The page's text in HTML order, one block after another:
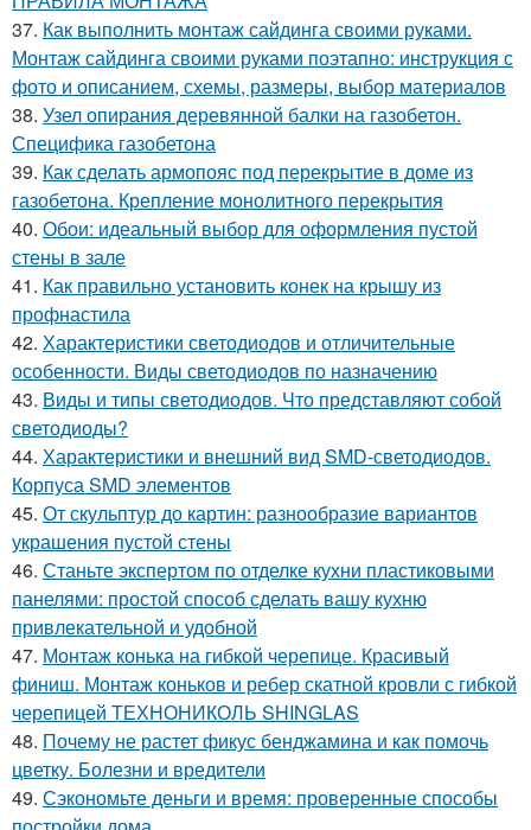
37. Как выполнить монтаж сайдинга своими руками.
Монтаж сайдинга своими руками поэтапно: инструкция с
фото и описанием, схемы, размеры, выбор материалов
38. Узел опирания деревянной балки на газобетон.
Специфика газобетона
39. Как сделать армопояс под перекрытие в доме из
газобетона. Крепление монолитного перекрытия
40. Обои: идеальный выбор для оформления пустой
стены в зале
41. Как правильно установить конек на крышу из
профнастила
42. Характеристики светодиодов и отличительные
особенности. Виды светодиодов по назначению
43. Виды и типы светодиодов. Что представляют собой
светодиоды?
44. Характеристики и внешний вид SMD-светодиодов.
Корпуса SMD элементов
45. От скульптур до картин: разнообразие вариантов
украшения пустой стены
46. Станьте экспертом по отделке кухни пластиковыми
панелями: простой способ сделать вашу кухню
привлекательной и удобной
47. Монтаж конька на гибкой черепице. Красивый
финиш. Монтаж коньков и ребер скатной кровли с гибкой
черепицей ТЕХНОНИКОЛЬ SHINGLAS
48. Почему не растет фикус бенджамина и как помочь
цветку. Болезни и вредители
49. Сэкономьте деньги и время: проверенные способы